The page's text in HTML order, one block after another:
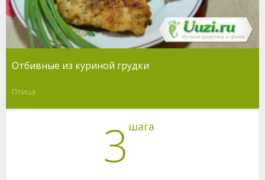
Отбивные из куриной грудки
Птица
3 шага